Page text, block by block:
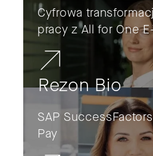
Cyfrowa
pracy z All for One
Rezon Bio
SAP
Pay